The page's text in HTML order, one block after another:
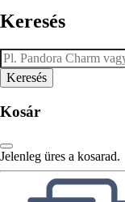
Keresés
Kosár
Jelenleg üres a kosarad.